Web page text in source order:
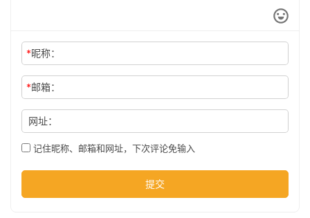
尚
科
技
*昵称：
*邮箱：
网址：
记住昵称、邮箱和网址，下次评论免输入
提交